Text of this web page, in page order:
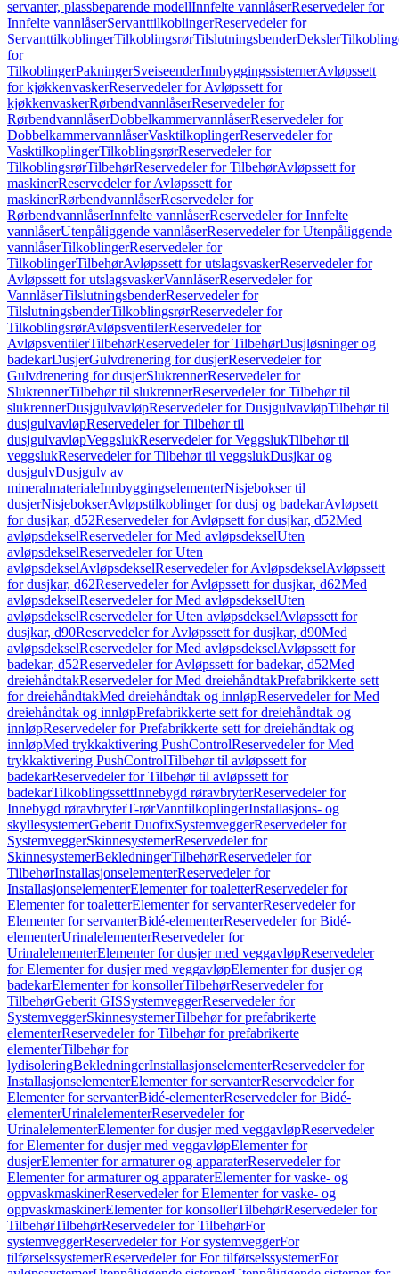
servanter, plassbeparende modellInnfelte vannlåserReservedeler for
Innfelte vannlåserServanttilkoblingerReservedeler for
ServanttilkoblingerTilkoblingsrørTilslutningsbenderDeksler
for
TilkoblingerPakningerSveiseenderInnbyggingssisternerAvløpssett
for kjøkkenvaskerReservedeler for Avløpssett for
kjøkkenvaskerRørbendvannlåserReservedeler for
RørbendvannlåserDobbelkammervannlåserReservedeler for
DobbelkammervannlåserVasktilkoplingerReservedeler for
VasktilkoplingerTilkoblingsrørReservedeler for
TilkoblingsrørTilbehørReservedeler for TilbehørAvløpssett for
maskinerReservedeler for Avløpssett for
maskinerRørbendvannlåserReservedeler for
RørbendvannlåserInnfelte vannlåserReservedeler for Innfelte
vannlåserUtenpåliggende vannlåserReservedeler for Utenpåliggende
vannlåserTilkoblingerReservedeler for
TilkoblingerTilbehørAvløpssett for utslagsvaskerReservedeler for
Avløpssett for utslagsvaskerVannlåserReservedeler for
VannlåserTilslutningsbenderReservedeler for
TilslutningsbenderTilkoblingsrørReservedeler for
TilkoblingsrørAvløpsventilerReservedeler for
AvløpsventilerTilbehørReservedeler for TilbehørDusjløsninger og
badekarDusjerGulvdrenering for dusjerReservedeler for
Gulvdrenering for dusjerSlukrennerReservedeler for
SlukrennerTilbehør til slukrennerReservedeler for Tilbehør til
slukrennerDusjgulvavløpReservedeler for DusjgulvavløpTilbehør til
dusjgulvavløpReservedeler for Tilbehør til
dusjgulvavløpVeggslukReservedeler for VeggslukTilbehør til
veggslukReservedeler for Tilbehør til veggslukDusjkar og
dusjgulvDusjgulv av
mineralmaterialeInnbyggingselementerNisjebokser til
dusjerNisjebokserAvløpstilkoblinger for dusj og badekarAvløpsett
for dusjkar, d52Reservedeler for Avløpsett for dusjkar, d52Med
avløpsdekselReservedeler for Med avløpsdekselUten
avløpsdekselReservedeler for Uten
avløpsdekselAvløpsdekselReservedeler for AvløpsdekselAvløpssett
for dusjkar, d62Reservedeler for Avløpssett for dusjkar, d62Med
avløpsdekselReservedeler for Med avløpsdekselUten
avløpsdekselReservedeler for Uten avløpsdekselAvløpssett for
dusjkar, d90Reservedeler for Avløpssett for dusjkar, d90Med
avløpsdekselReservedeler for Med avløpsdekselAvløpssett for
badekar, d52Reservedeler for Avløpssett for badekar, d52Med
dreiehåndtakReservedeler for Med dreiehåndtakPrefabrikkerte sett
for dreiehåndtakMed dreiehåndtak og innløpReservedeler for Med
dreiehåndtak og innløpPrefabrikkerte sett for dreiehåndtak og
innløpReservedeler for Prefabrikkerte sett for dreiehåndtak og
innløpMed trykkaktivering PushControlReservedeler for Med
trykkaktivering PushControlTilbehør til avløpssett for
badekarReservedeler for Tilbehør til avløpssett for
badekarTilkoblingssettInnebygd røravbryterReservedeler for
Innebygd røravbryterT-rørVanntilkoplingerInstallasjons- og
skyllesystemerGeberit DuofixSystemveggerReservedeler for
SystemveggerSkinnesystemerReservedeler for
SkinnesystemerBekledningerTilbehørReservedeler for
TilbehørInstallasjonselementerReservedeler for
InstallasjonselementerElementer for toaletterReservedeler for
Elementer for toaletterElementer for servanterReservedeler for
Elementer for servanterBidé-elementerReservedeler for Bidé-
elementerUrinalelementerReservedeler for
UrinalelementerElementer for dusjer med veggavløpReservedeler
for Elementer for dusjer med veggavløpElementer for dusjer og
badekarElementer for konsollerTilbehørReservedeler for
TilbehørGeberit GISSystemveggerReservedeler for
SystemveggerSkinnesystemerTilbehør for prefabrikerte
elementerReservedeler for Tilbehør for prefabrikerte
elementerTilbehør for
lydisoleringBekledningerInstallasjonselementerReservedeler for
InstallasjonselementerElementer for servanterReservedeler for
Elementer for servanterBidé-elementerReservedeler for Bidé-
elementerUrinalelementerReservedeler for
UrinalelementerElementer for dusjer med veggavløpReservedeler
for Elementer for dusjer med veggavløpElementer for
dusjerElementer for armaturer og apparaterReservedeler for
Elementer for armaturer og apparaterElementer for vaske- og
oppvaskmaskinerReservedeler for Elementer for vaske- og
oppvaskmaskinerElementer for konsollerTilbehørReservedeler for
TilbehørTilbehørReservedeler for TilbehørFor
systemveggerReservedeler for For systemveggerFor
tilførselssystemerReservedeler for For tilførselssystemerFor